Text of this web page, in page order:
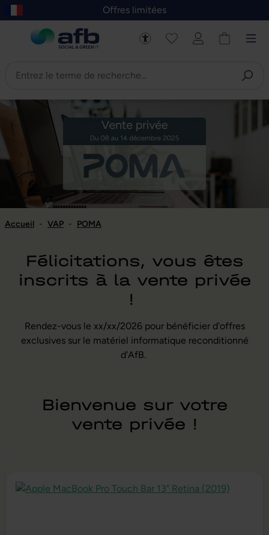
au contenu principal
Skip to B2B platform navigation
Offres limitées
Accueil - VAP - POMA
Félicitations, vous êtes
inscrits à la vente privée
!
Rendez-vous le xx/xx/2026 pour bénéficier d'offres
exclusives sur le matériel informatique reconditionné
d'AfB.
Bienvenue sur votre
vente privée !